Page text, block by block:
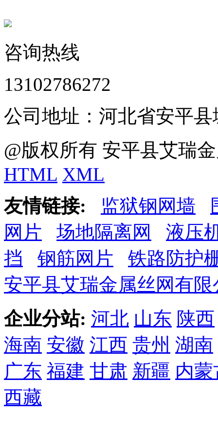
咨询热线
13102786272
公司地址：河北省安平
@版权所有 安平县艾瑞
HTML XML
友情链接:
监狱钢网墙
网片
场地隔离网
液压
挡
钢筋网片
铁路防护
安平县艾瑞金属丝网有限
企业分站: 河北 山东 陕西
海南 安徽 江西 贵州 湖南
广东 福建 甘肃 新疆 内蒙
西藏